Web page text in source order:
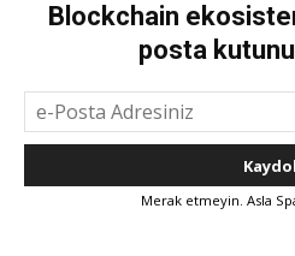
Blockchain
posta
Merak etmeyin. Asla